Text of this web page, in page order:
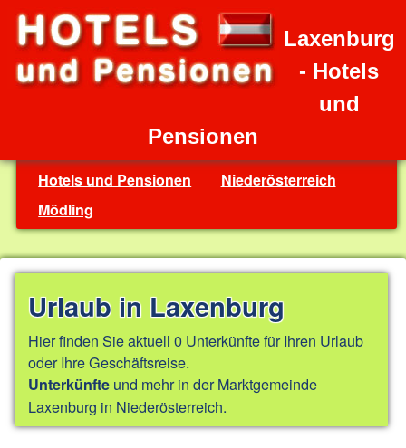
Laxenburg
- Hotels
und
Pensionen
Hotels und Pensionen
Niederösterreich
Mödling
Urlaub in Laxenburg
Hier finden Sie aktuell 0 Unterkünfte für Ihren Urlaub
oder Ihre Geschäftsreise.
Unterkünfte und mehr in der Marktgemeinde
Laxenburg in Niederösterreich.